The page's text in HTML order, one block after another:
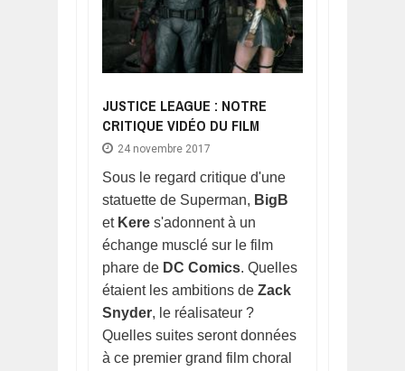
JUSTICE LEAGUE : NOTRE
CRITIQUE VIDÉO DU FILM
24 novembre 2017
Sous le regard critique d'une
statuette de Superman, BigB
et Kere s'adonnent à un
échange musclé sur le film
phare de DC Comics. Quelles
étaient les ambitions de Zack
Snyder, le réalisateur ?
Quelles suites seront données
à ce premier grand film choral